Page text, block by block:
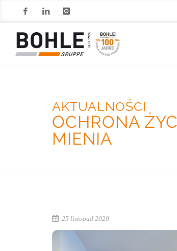
FacebookLinkedInInstagram
AKTUALNOŚCI
OCHRONA
MIENIA
25 listopad 2020